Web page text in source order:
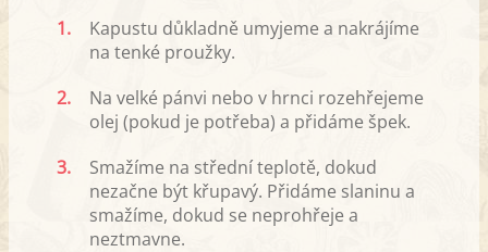
1.
Kapustu důkladně umyjeme a nakrájíme
na tenké proužky.
2.
Na velké pánvi nebo v hrnci rozehřejeme
olej (pokud je potřeba) a přidáme špek.
3.
Smažíme na střední teplotě, dokud
nezačne být křupavý. Přidáme slaninu a
smažíme, dokud se neprohřeje a
neztmavne.